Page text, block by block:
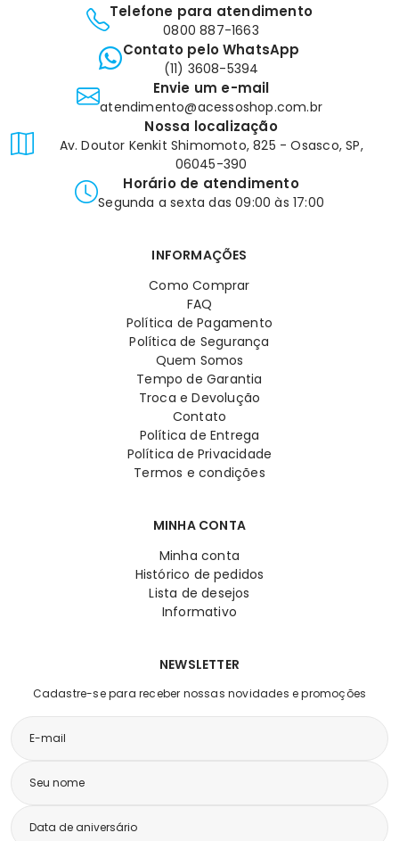
Telefone para atendimento
0800 887-1663
Contato pelo WhatsApp
(11) 3608-5394
Envie um e-mail
atendimento@acessoshop.com.br
Nossa localização
Av. Doutor Kenkit Shimomoto, 825 - Osasco, SP,
06045-390
Horário de atendimento
Segunda a sexta das 09:00 às 17:00
INFORMAÇÕES
Como Comprar
FAQ
Política de Pagamento
Política de Segurança
Quem Somos
Tempo de Garantia
Troca e Devolução
Contato
Política de Entrega
Política de Privacidade
Termos e condições
MINHA CONTA
Minha conta
Histórico de pedidos
Lista de desejos
Informativo
NEWSLETTER
Cadastre-se para receber nossas novidades e promoções